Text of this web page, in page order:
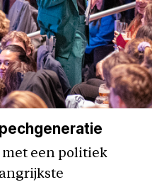
een politiek